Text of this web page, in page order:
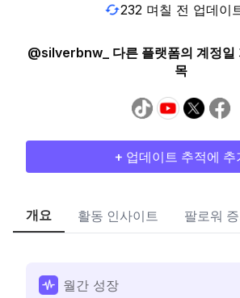
232 며칠 전 업데이
@silverbnw_ 다른 플랫폼의 계정일
목
+ 업데이트 추적에 추
개요 활동 인사이트 팔로워
월간 성장